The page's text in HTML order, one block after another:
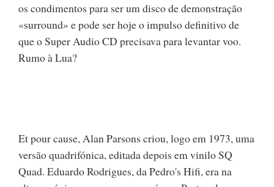
os condimentos para ser um disco de demonstração
«surround» e pode ser hoje o impulso definitivo de
que o Super Audio CD precisava para levantar voo.
Rumo à Lua?
Et pour cause, Alan Parsons criou, logo em 1973, uma
versão quadrifónica, editada depois em vinilo SQ
Quad. Eduardo Rodrigues, da Pedro's Hifi, era na